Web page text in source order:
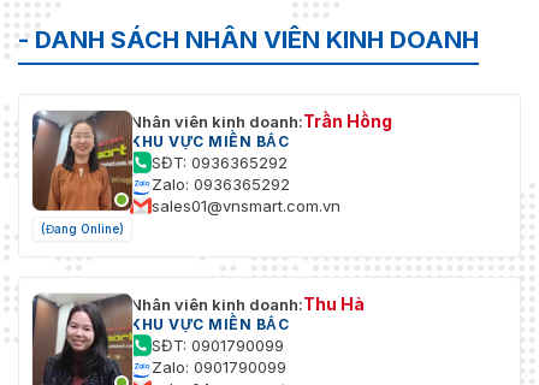
- DANH SÁCH NHÂN VIÊN KINH DOANH
(Đang Online)
Nhân viên kinh doanh:Trần Hồng
KHU VỰC MIỀN BẮC
SĐT: 0936365292
Zalo: 0936365292
sales01@vnsmart.com.vn
Nhân viên kinh doanh:Thu Hà
KHU VỰC MIỀN BẮC
SĐT: 0901790099
Zalo: 0901790099